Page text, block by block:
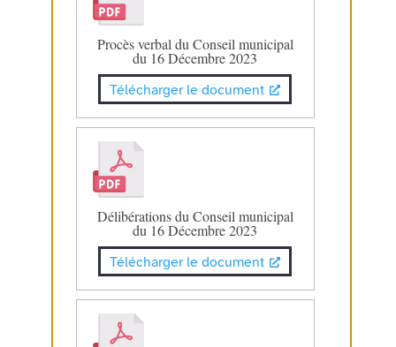
Procès verbal du Conseil municipal
du 16 Décembre 2023
Télécharger le document
Délibérations du Conseil municipal
du 16 Décembre 2023
Télécharger le document